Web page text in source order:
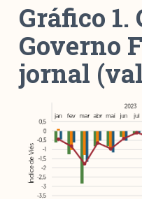
Gráfico 1.
Governo
jornal